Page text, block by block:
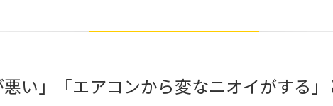
悪い」「エアコンから変なニオイがする